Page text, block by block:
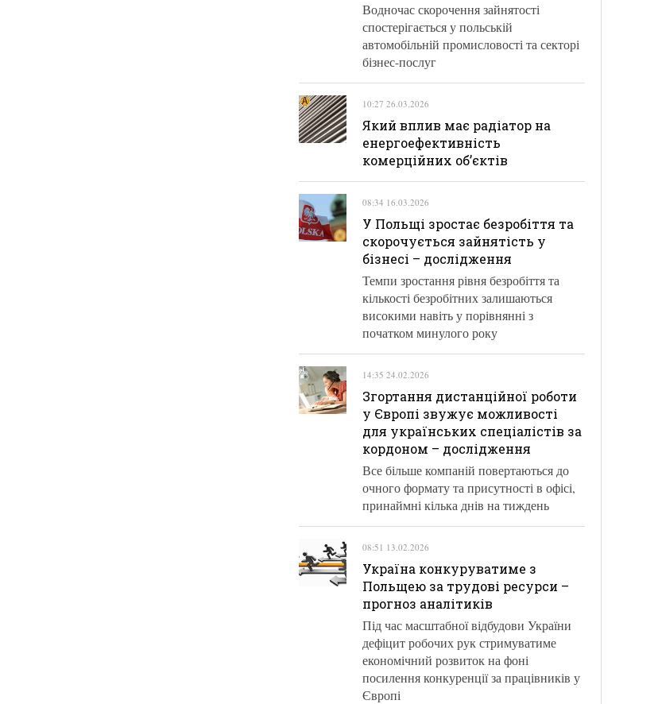
Водночас скорочення зайнятості
спостерігається у польській
автомобільній промисловості та секторі
бізнес-послуг
10:27 26.03.2026
Який вплив має радіатор на
енергоефективність
комерційних об’єктів
08:34 16.03.2026
У Польщі зростає безробіття та
скорочується зайнятість у
бізнесі – дослідження
Темпи зростання рівня безробіття та
кількості безробітних залишаються
високими навіть у порівнянні з
початком минулого року
14:35 24.02.2026
Згортання дистанційної роботи
у Європі звужує можливості
для українських спеціалістів за
кордоном – дослідження
Все більше компаній повертаються до
очного формату та присутності в офісі,
принаймні кілька днів на тиждень
08:51 13.02.2026
Україна конкуруватиме з
Польщею за трудові ресурси –
прогноз аналітиків
Під час масштабної відбудови України
дефіцит робочих рук стримуватиме
економічний розвиток на фоні
посилення конкуренції за працівників у
Європі